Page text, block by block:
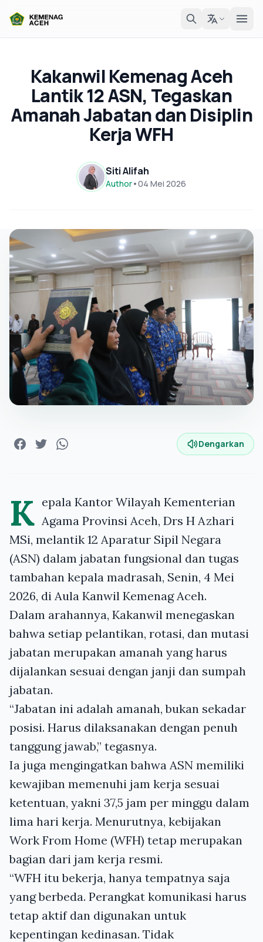
Kakanwil Kemenag Aceh
Lantik 12 ASN, Tegaskan
Amanah Jabatan dan Disiplin
Kerja WFH
Siti Alifah
Author•04 Mei 2026
Dengarkan
K epala Kantor Wilayah Kementerian
Agama Provinsi Aceh, Drs H Azhari
MSi, melantik 12 Aparatur Sipil Negara
(ASN) dalam jabatan fungsional dan tugas
tambahan kepala madrasah, Senin, 4 Mei
2026, di Aula Kanwil Kemenag Aceh.
Dalam arahannya, Kakanwil menegaskan
bahwa setiap pelantikan, rotasi, dan mutasi
jabatan merupakan amanah yang harus
dijalankan sesuai dengan janji dan sumpah
jabatan.
“Jabatan ini adalah amanah, bukan sekadar
posisi. Harus dilaksanakan dengan penuh
tanggung jawab,” tegasnya.
Ia juga mengingatkan bahwa ASN memiliki
kewajiban memenuhi jam kerja sesuai
ketentuan, yakni 37,5 jam per minggu dalam
lima hari kerja. Menurutnya, kebijakan
Work From Home (WFH) tetap merupakan
bagian dari jam kerja resmi.
“WFH itu bekerja, hanya tempatnya saja
yang berbeda. Perangkat komunikasi harus
tetap aktif dan digunakan untuk
kepentingan kedinasan. Tidak